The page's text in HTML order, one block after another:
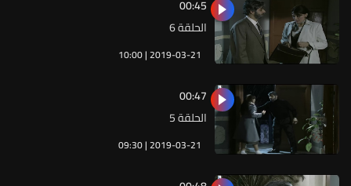
10:00 | 2019-03-21
الحلقة 6
00:45
09:30 | 2019-03-21
الحلقة 5
00:47